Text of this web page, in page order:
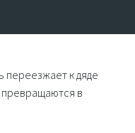
переезжает к дяде
превращаются в